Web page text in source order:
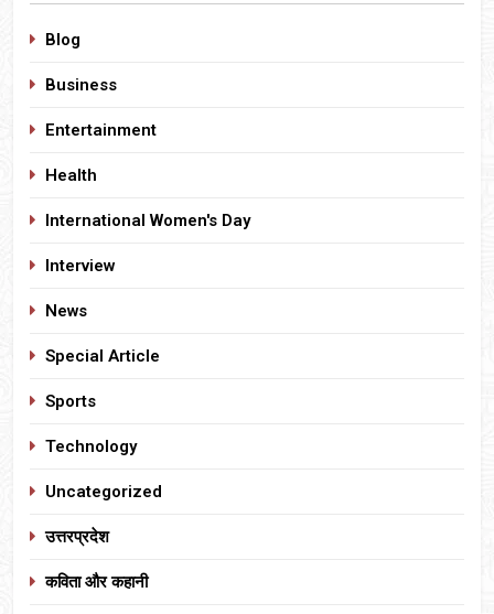
Blog
Business
Entertainment
Health
International Women's Day
Interview
News
Special Article
Sports
Technology
Uncategorized
उत्तरप्रदेश
कविता और कहानी